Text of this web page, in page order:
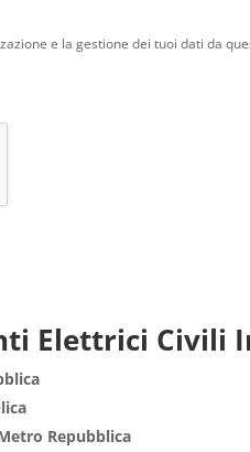
e la gestione dei tuoi dati da
Elettrici Civili
Repubblica